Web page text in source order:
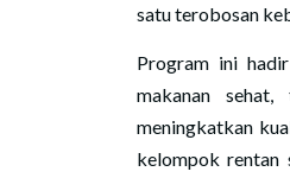
satu terobosan
Program ini
makanan
meningkatkan
kelompok rentan